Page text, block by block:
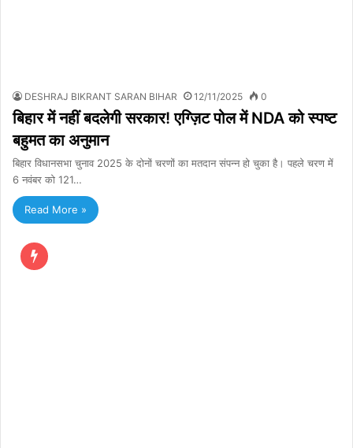
DESHRAJ BIKRANT SARAN BIHAR 12/11/2025 0
बिहार में नहीं बदलेगी सरकार! एग्ज़िट पोल में NDA को स्पष्ट
बहुमत का अनुमान
बिहार विधानसभा चुनाव 2025 के दोनों चरणों का मतदान संपन्न हो चुका है। पहले चरण में
6 नवंबर को 121…
Read More »